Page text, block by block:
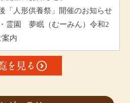
「人形供養祭」開催のお知らせ
霊園 夢眠（むーみん）令和2
案内